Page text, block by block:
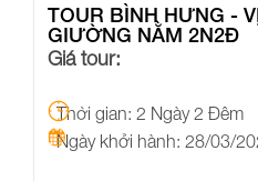
TOUR BÌNH HƯNG -
GIƯỜNG NẰM 2N2Đ
Giá tour:
Thời gian: 2 Ngày 2 Đêm
Ngày khởi hành: 28/03/